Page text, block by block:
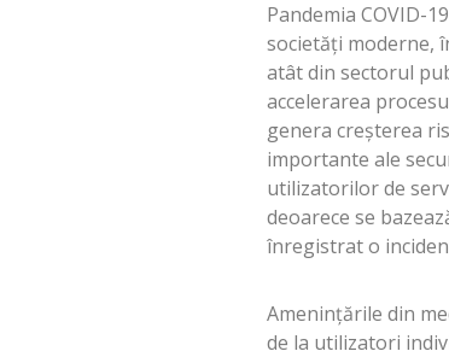
Pandemia COVID-
societăți moderne,
atât din sectorul
accelerarea
genera creșterea
importante ale
utilizatorilor de
deoarece se
înregistrat o
Amenințările din
de la utilizatori